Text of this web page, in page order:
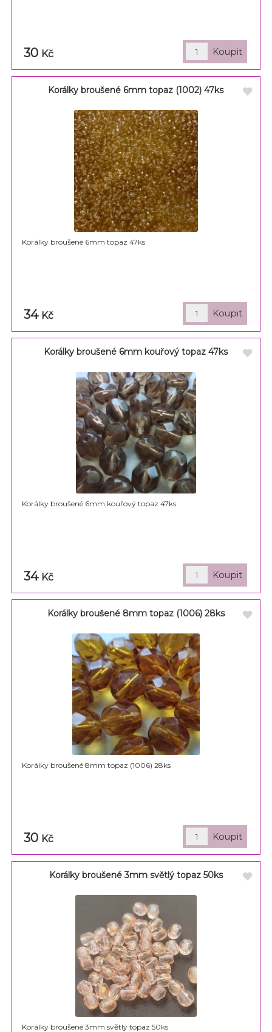
30 Kč
Korálky broušené 6mm topaz (1002) 47ks
Korálky broušené 6mm topaz 47ks
34 Kč
Korálky broušené 6mm kouřový topaz 47ks
Korálky broušené 6mm kouřový topaz 47ks
34 Kč
Korálky broušené 8mm topaz (1006) 28ks
Korálky broušené 8mm topaz (1006) 28ks
30 Kč
Korálky broušené 3mm světlý topaz 50ks
Korálky broušené 3mm světlý topaz 50ks